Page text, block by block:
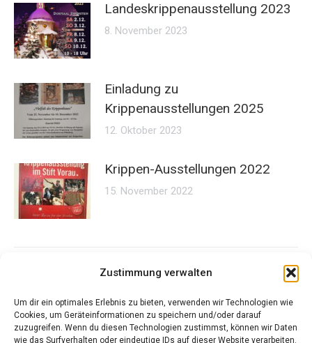
Zustimmung verwalten
Um dir ein optimales Erlebnis zu bieten, verwenden wir Technologien wie
Cookies, um Geräteinformationen zu speichern und/oder darauf
zuzugreifen. Wenn du diesen Technologien zustimmst, können wir Daten
wie das Surfverhalten oder eindeutige IDs auf dieser Website verarbeiten.
Landeskrippenausstellung 2023
8. November 2023
Einladung zu
Krippenausstellungen 2025
12. Oktober 2023
Krippen-Ausstellungen 2022
15. November 2022
Kontakt